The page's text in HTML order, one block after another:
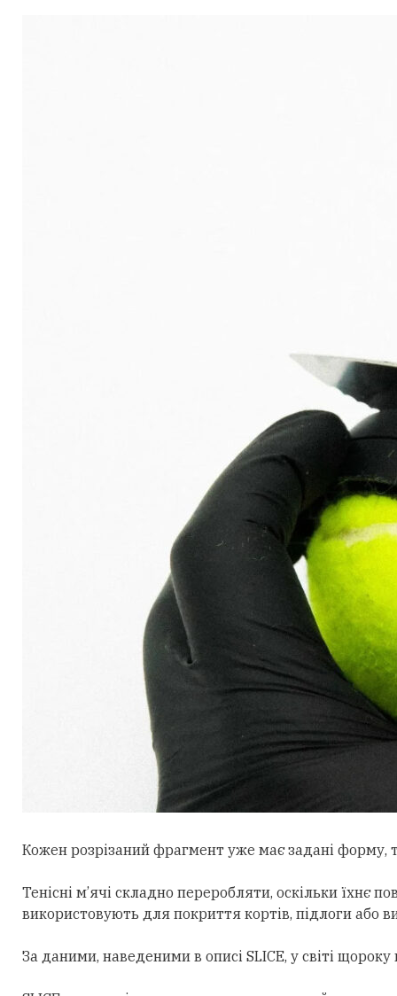
Кожен розрізаний фрагмент уже має задані форму,
Тенісні м’ячі складно переробляти, оскільки їхнє
використовують для покриття кортів, підлоги або
За даними, наведеними в описі SLICE, у світі